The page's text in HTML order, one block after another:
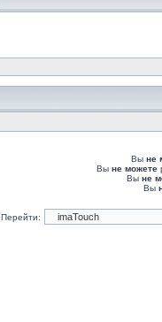
Вы не
Вы не можете
Вы не
Вы
Перейти: